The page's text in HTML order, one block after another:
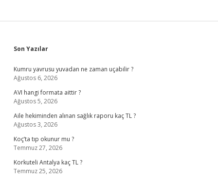
Sidebar
Son Yazılar
Kumru yavrusu yuvadan ne zaman uçabilir ?
Ağustos 6, 2026
AVI hangi formata aittir ?
Ağustos 5, 2026
Aile hekiminden alınan sağlık raporu kaç TL ?
Ağustos 3, 2026
Koç’ta tıp okunur mu ?
Temmuz 27, 2026
Korkuteli Antalya kaç TL ?
Temmuz 25, 2026